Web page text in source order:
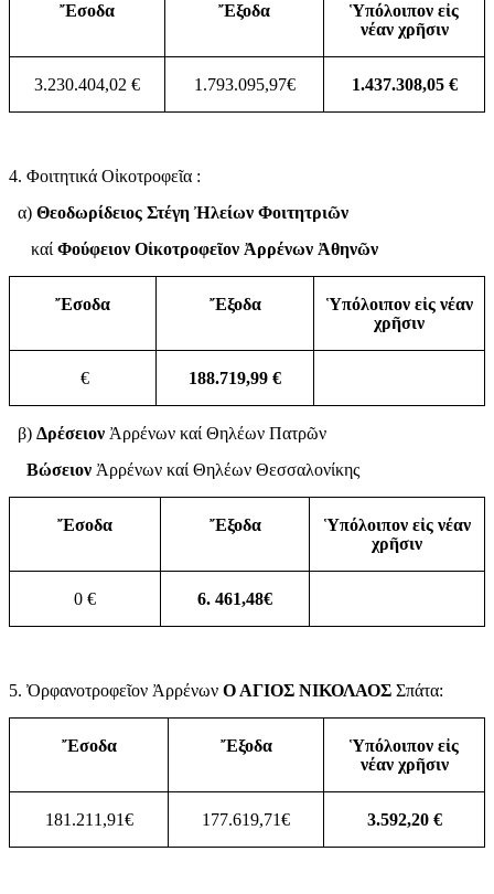
Ἔσοδα Ἔξοδα
Ὑπόλοιπον εἰς
νέαν χρῆσιν
3.230.404,02 € 1.793.095,97€ 1.437.308,05 €
4. Φοιτητικά Οἰκοτροφεῖα :
α) Θεοδωρίδειος Στέγη Ἠλείων Φοιτητριῶν
καί Φούφειον Οἰκοτροφεῖον Ἀρρένων Ἀθηνῶν
Ἔσοδα Ἔξοδα
Ὑπόλοιπον εἰς νέαν
χρῆσιν
€ 188.719,99 €
β) Δρέσειον Ἀρρένων καί Θηλέων Πατρῶν
Βώσειον Ἀρρένων καί Θηλέων Θεσσαλονίκης
Ἔσοδα Ἔξοδα
Ὑπόλοιπον εἰς νέαν
χρῆσιν
0 € 6. 461,48€
5. Ὀρφανοτροφεῖον Ἀρρένων Ο ΑΓΙΟΣ ΝΙΚΟΛΑΟΣ Σπάτα:
Ἔσοδα Ἔξοδα
Ὑπόλοιπον εἰς
νέαν χρῆσιν
181.211,91€ 177.619,71€ 3.592,20 €